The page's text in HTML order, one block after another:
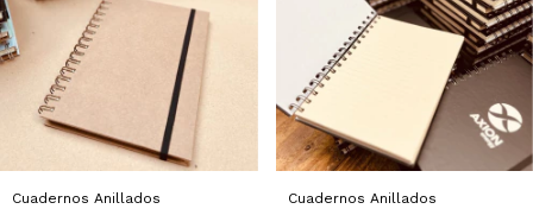
Cuadernos Anillados
Cuadernos Anillados